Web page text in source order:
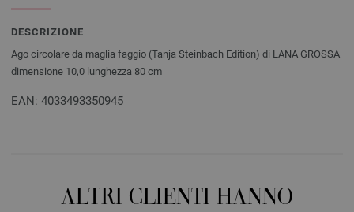
DESCRIZIONE
Ago circolare da maglia faggio (Tanja Steinbach Edition) di LANA GROSSA
dimensione 10,0 lunghezza 80 cm
EAN: 4033493350945
ALTRI CLIENTI HANNO